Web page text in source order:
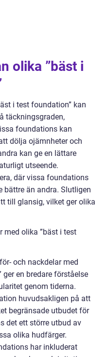
olika ”bäst i
i test foundation” kan
täckningsgraden,
foundations kan
dölja ojämnheter och
kan ge en lättare
utseende.
där vissa foundations
bättre än andra. Slutligen
till glansig, vilket ger olika
med olika ”bäst i test
och nackdelar med
en bredare förståelse
genom tiderna.
huvudsakligen på att
begränsade utbudet för
det ett större utbud av
olika hudfärger.
har inkluderat